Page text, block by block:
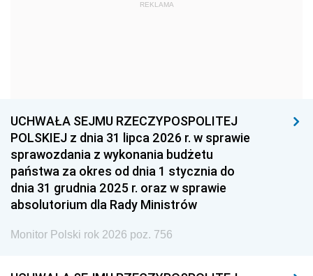
1959
1939 1938 1937
1936 1930
REKLAMA
UCHWAŁA SEJMU RZECZYPOSPOLITEJ
POLSKIEJ z dnia 31 lipca 2026 r. w sprawie
sprawozdania z wykonania budżetu
państwa za okres od dnia 1 stycznia do
dnia 31 grudnia 2025 r. oraz w sprawie
absolutorium dla Rady Ministrów
Monitor Polski rok 2026 poz. 756